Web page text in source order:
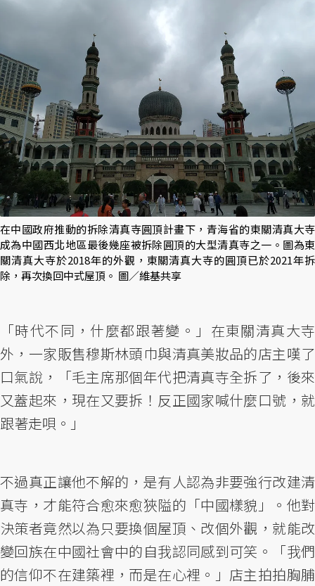
在中國政府推動的拆除清真寺圓頂計畫下，青海省的東關清真大寺
成為中國西北地區最後幾座被拆除圓頂的大型清真寺之一。圖為東
關清真大寺於2018年的外觀，東關清真大寺的圓頂已於2021年拆
除，再次換回中式屋頂。 圖／維基共享
「時代不同，什麼都跟著變。」在東關清真大寺
外，一家販售穆斯林頭巾與清真美妝品的店主嘆了
口氣說，「毛主席那個年代把清真寺全拆了，後來
又蓋起來，現在又要拆！反正國家喊什麼口號，就
跟著走唄。」
不過真正讓他不解的，是有人認為非要強行改建清
真寺，才能符合愈來愈狹隘的「中國樣貌」。他對
決策者竟然以為只要換個屋頂、改個外觀，就能改
變回族在中國社會中的自我認同感到可笑。「我們
的信仰不在建築裡，而是在心裡。」店主拍拍胸脯